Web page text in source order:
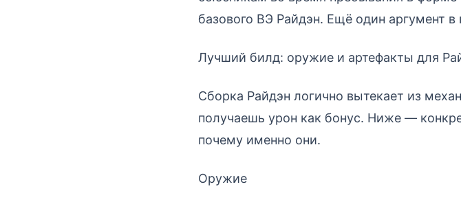
базового ВЭ Райдэн. Ещё один аргумент
Лучший билд: оружие и артефакты для
Сборка Райдэн логично вытекает из
получаешь урон как бонус. Ниже —
почему именно они.
Оружие